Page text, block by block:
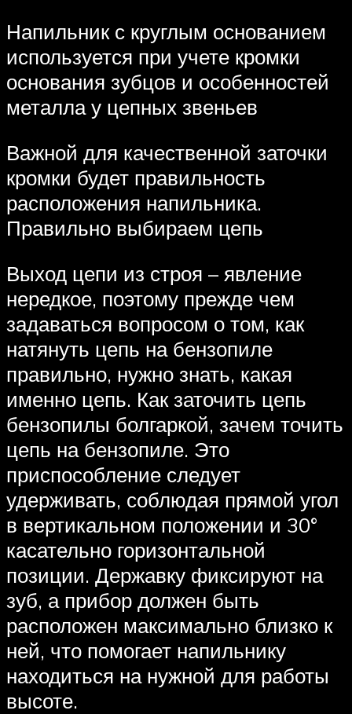
Напильник с круглым основанием
используется при учете кромки
основания зубцов и особенностей
металла у цепных звеньев
Важной для качественной заточки
кромки будет правильность
расположения напильника.
Правильно выбираем цепь
Выход цепи из строя – явление
нередкое, поэтому прежде чем
задаваться вопросом о том, как
натянуть цепь на бензопиле
правильно, нужно знать, какая
именно цепь. Как заточить цепь
бензопилы болгаркой, зачем точить
цепь на бензопиле. Это
приспособление следует
удерживать, соблюдая прямой угол
в вертикальном положении и 30°
касательно горизонтальной
позиции. Державку фиксируют на
зуб, а прибор должен быть
расположен максимально близко к
ней, что помогает напильнику
находиться на нужной для работы
высоте.